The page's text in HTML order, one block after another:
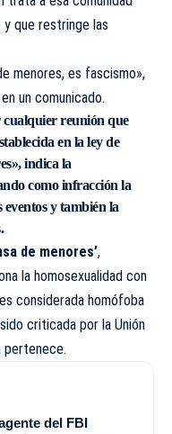
que restringe las
menores, es fascismo»,
un comunicado.
cualquier reunión que
en la ley de
indica la
como infracción la
eventos y también la
de menores’,
la homosexualidad con
considerada homófoba
criticada por la Unión
pertenece.
del FBI